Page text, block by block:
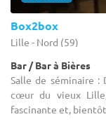
Box2box
Lille - Nord (59)
Bar / Bar à Bières
Salle de séminaire :
cœur du vieux
fascinante et,